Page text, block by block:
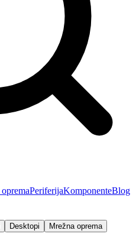
PeriferijaKomponenteBlog
Desktopi
Mrežna oprema